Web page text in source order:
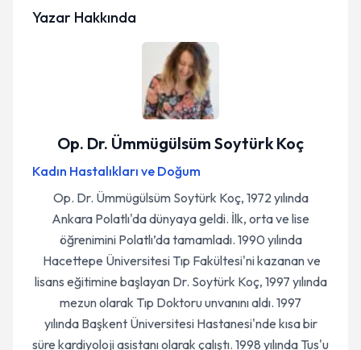
Yazar Hakkında
Op. Dr. Ümmügülsüm Soytürk Koç
Kadın Hastalıkları ve Doğum
Op. Dr. Ümmügülsüm Soytürk Koç, 1972 yılında
Ankara Polatlı'da dünyaya geldi. İlk, orta ve lise
öğrenimini Polatlı’da tamamladı. 1990 yılında
Hacettepe Üniversitesi Tıp Fakültesi'ni kazanan ve
lisans eğitimine başlayan Dr. Soytürk Koç, 1997 yılında
mezun olarak Tıp Doktoru unvanını aldı. 1997
yılında Başkent Üniversitesi Hastanesi'nde kısa bir
süre kardiyoloji asistanı olarak çalıştı. 1998 yılında Tus'u